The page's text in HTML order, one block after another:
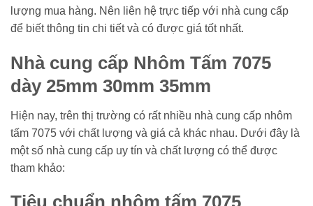
lượng mua hàng. Nên liên hệ trực tiếp với nhà cung cấp
để biết thông tin chi tiết và có được giá tốt nhất.
Nhà cung cấp Nhôm Tấm 7075
dày 25mm 30mm 35mm
Hiện nay, trên thị trường có rất nhiều nhà cung cấp nhôm
tấm 7075 với chất lượng và giá cả khác nhau. Dưới đây là
một số nhà cung cấp uy tín và chất lượng có thể được
tham khảo:
Tiêu chuẩn nhôm tấm 7075